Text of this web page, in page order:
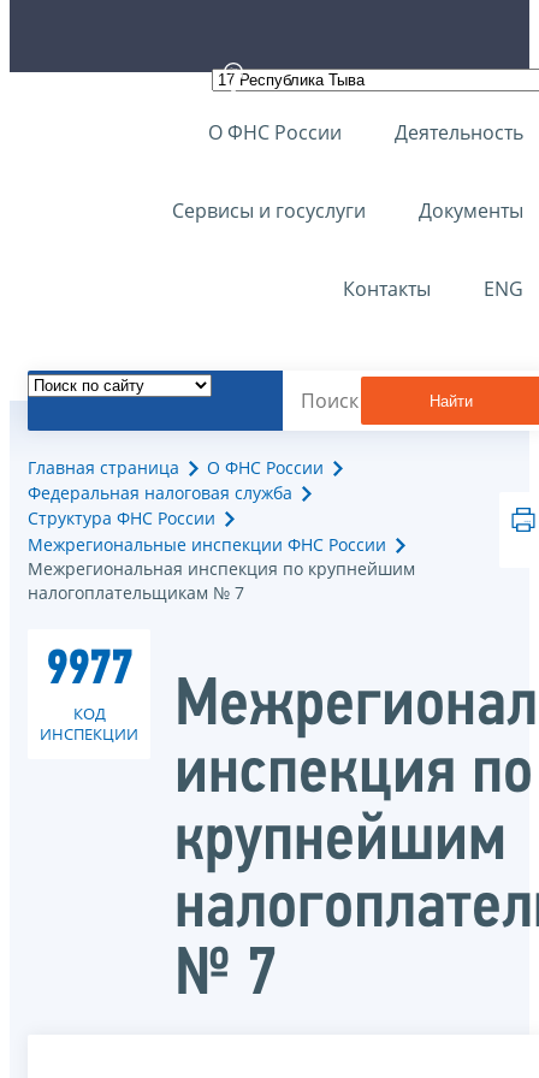
О ФНС России Деятельность
Сервисы и госуслуги Документы
Контакты ENG
Найти
Главная страница
О ФНС России
Федеральная налоговая служба
Структура ФНС России
Межрегиональные инспекции ФНС России
Межрегиональная инспекция по крупнейшим
налогоплательщикам № 7
9977
КОД
ИНСПЕКЦИИ
инспекция по
крупнейшим
№ 7